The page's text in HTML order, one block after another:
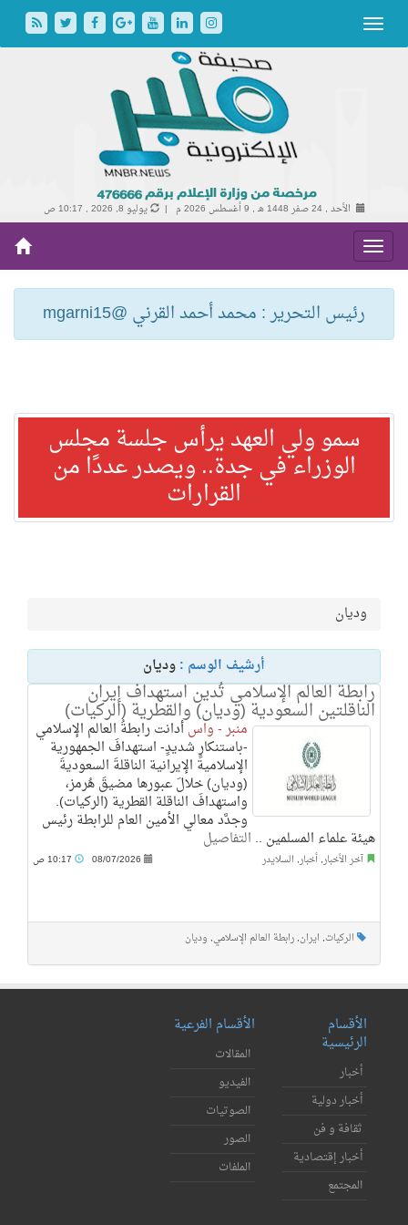
الأحد , 24 صفر 1448 هـ , 9 أغسطس 2026 م | يوليو 8, 2026 , 10:17 ص
رئيس التحرير : محمد أحمد القرني @mgarni15
سمو ولي العهد يرأس جلسة مجلس
الوزراء في جدة.. ويصدر عددًا من
القرارات
وديان
أرشيف الوسم :وديان
رابطة العالم الإسلامي تُدين استهداف إيران
الناقلتين السعودية (وديان) والقطرية (الركيات)
منبر - واسأدانت رابطةُ العالم الإسلامي
-باستنكارٍ شديدٍ- استهدافَ الجمهورية
الإسلامية الإيرانية الناقلةَ السعوديةَ
(وديان) خلالَ عبورها مضيقَ هُرمز،
واستهدافَ الناقلة القطرية (الركيات).
وجدَّد معالي الأمين العام للرابطة رئيس
هيئة علماء المسلمين .. التفاصيل
آخر الأخبار, أخبار, السلايدر 08/07/2026
الركيات, ايران, رابطة العالم الإسلامي, وديان
الأقسام
الرئيسية
أخبار
أخبار دولية
ثقافة و فن
أخبار إقتصادية
المجتمع
الأقسام الفرعية
المقالات
الفيديو
الصوتيات
الصور
الملفات